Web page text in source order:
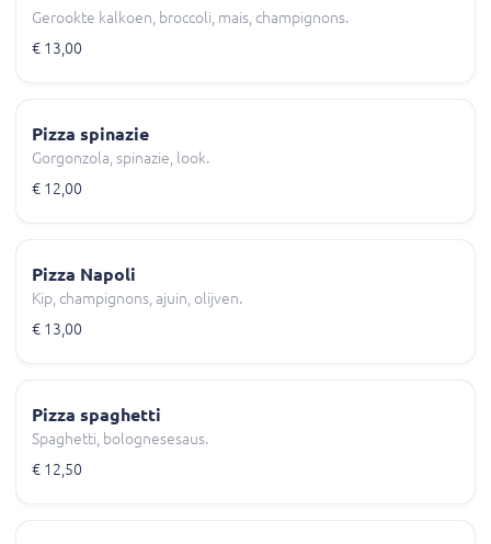
Gerookte kalkoen, broccoli, mais, champignons.
€ 13,00
Pizza spinazie
Gorgonzola, spinazie, look.
€ 12,00
Pizza Napoli
Kip, champignons, ajuin, olijven.
€ 13,00
Pizza spaghetti
Spaghetti, bolognesesaus.
€ 12,50